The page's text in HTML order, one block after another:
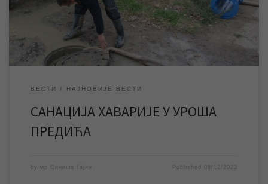
механизације раде на санацији хаварије на водоводној мрежи
у улици Уроша Предића у близини раскрснице […]
ВЕСТИ НАЈНОВИЈЕ ВЕСТИ
САНАЦИЈА ХАВАРИЈЕ У УРОША
ПРЕДИЋА
by мр Синиша Гајин Published 08/12/2023